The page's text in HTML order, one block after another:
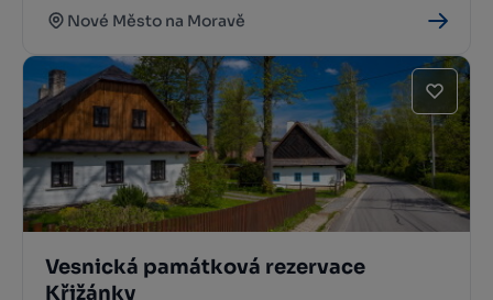
Nové Město na Moravě
Vesnická památková rezervace
Křižánky